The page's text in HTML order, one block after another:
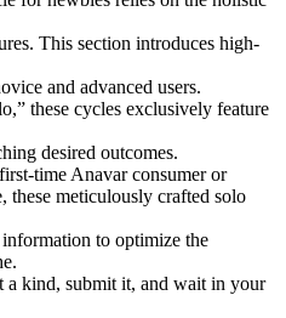
This section introduces high-
and advanced users.
these cycles exclusively feature
desired outcomes.
time Anavar consumer or
these meticulously crafted solo
to optimize the
a kind, submit it, and wait in your